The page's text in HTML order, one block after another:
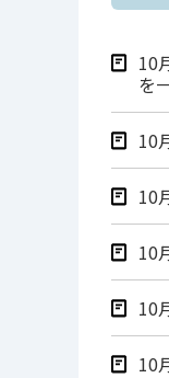
10
を
10
10
10
10
10